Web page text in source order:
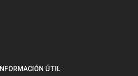
INFORMACIÓN ÚTIL